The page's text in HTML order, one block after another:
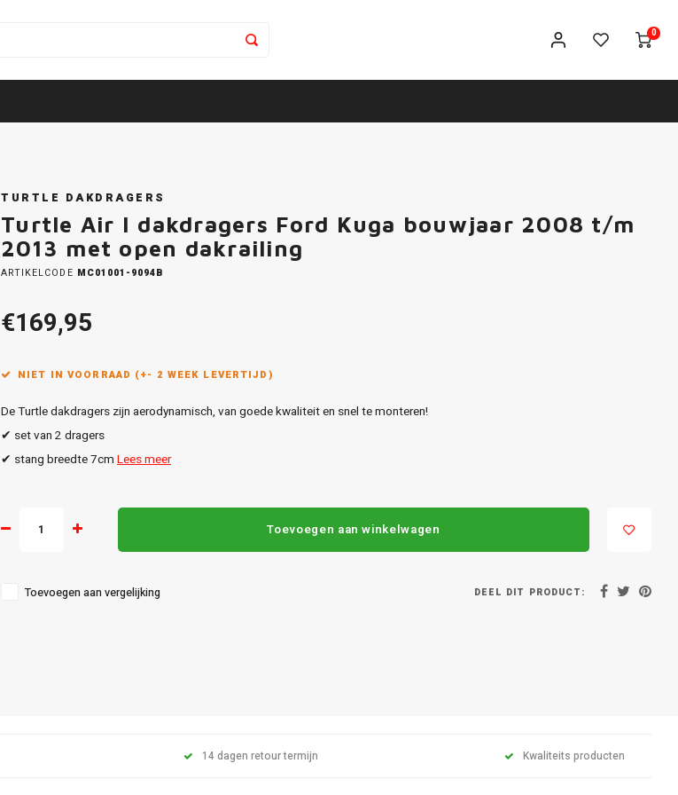
0
TURTLE DAKDRAGERS
Turtle Air I dakdragers Ford Kuga bouwjaar 2008 t/m
2013 met open dakrailing
ARTIKELCODE MC01001-9094B
€169,95
NIET IN VOORRAAD (+- 2 WEEK LEVERTIJD)
De Turtle dakdragers zijn aerodynamisch, van goede kwaliteit en snel te monteren!
✔ set van 2 dragers
✔ stang breedte 7cm Lees meer
Toevoegen aan winkelwagen
Toevoegen aan vergelijking DEEL DIT PRODUCT:
14 dagen retour termijn Kwaliteits producten